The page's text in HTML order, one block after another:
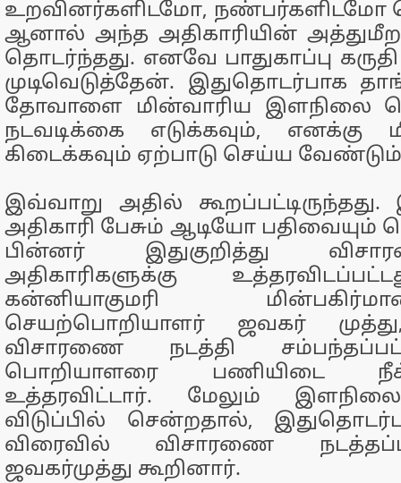
உறவினர்களிடமோ,
ஆனால் அந்த அதிகாரியின்
தொடர்ந்தது. எனவே பாதுகாப்பு
முடிவெடுத்தேன். இதுதொடர்பாக
தோவாளை மின்வாரிய இளநிலை
நடவடிக்கை எடுக்கவும்,
கிடைக்கவும் ஏற்பாடு செய்ய
இவ்வாறு அதில்
அதிகாரி பேசும் ஆடியோ பதிவையும்
பின்னர் இதுகுறித்து
அதிகாரிகளுக்கு
கன்னியாகுமரி
செயற்பொறியாளர் ஜவகர்
விசாரணை நடத்தி
பொறியாளரை பணியிடை
உத்தரவிட்டார். மேலும்
விடுப்பில் சென்றதால்,
விரைவில் விசாரணை
ஜவகர்முத்து கூறினார்.